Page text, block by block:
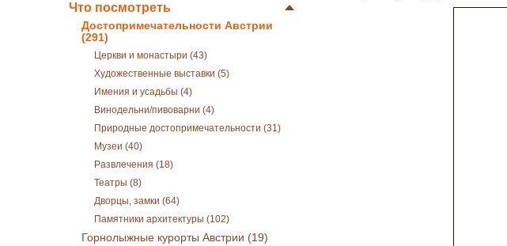
Что посмотреть
Достопримечательности Австрии
(291)
Церкви и монастыри (43)
Художественные выставки (5)
Имения и усадьбы (4)
Винодельни/пивоварни (4)
Природные достопримечательности (31)
Музеи (40)
Развлечения (18)
Театры (8)
Дворцы, замки (64)
Памятники архитектуры (102)
Горнолыжные курорты Австрии (19)